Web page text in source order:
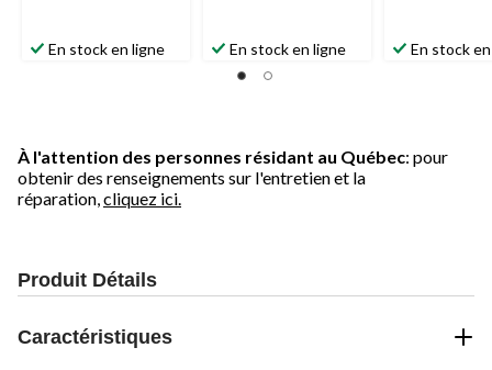
En stock en ligne En stock en ligne En stock
À l'attention des personnes résidant au Québec: pour
obtenir des renseignements sur l'entretien et la
réparation, cliquez ici.
Produit Détails
Caractéristiques